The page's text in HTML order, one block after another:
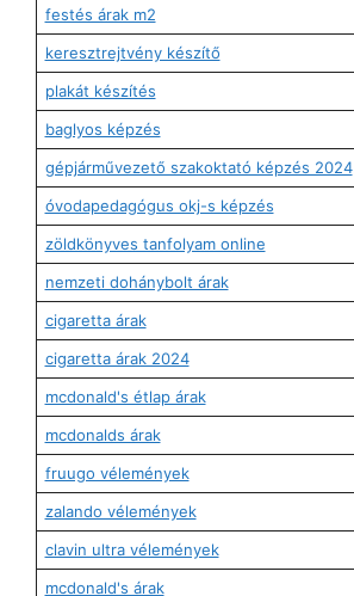
festés árak m2
keresztrejtvény készítő
plakát készítés
baglyos képzés
gépjárművezető szakoktató képzés 2024
óvodapedagógus okj-s képzés
zöldkönyves tanfolyam online
nemzeti dohánybolt árak
cigaretta árak
cigaretta árak 2024
mcdonald's étlap árak
mcdonalds árak
fruugo vélemények
zalando vélemények
clavin ultra vélemények
mcdonald's árak